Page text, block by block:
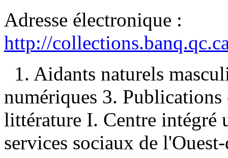
Adresse électronique :
http://
1. Aidants naturels
numériques 3.
littérature I. Centre intégré
services sociaux de